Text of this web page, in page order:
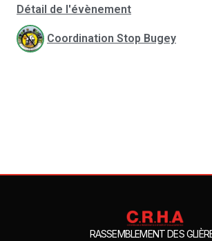
Détail de l'évènement
Coordination Stop Bugey
RASSEMBLEMENT DES